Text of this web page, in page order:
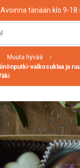
Avoinna tänään klo 9-18
Muuta hyvää
valkosuklaa ja